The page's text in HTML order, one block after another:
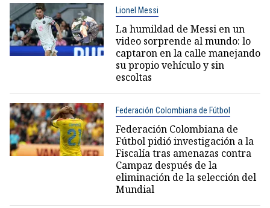
Lionel Messi
La humildad de Messi en un
video sorprende al mundo: lo
captaron en la calle manejando
su propio vehículo y sin
escoltas
Federación Colombiana de Fútbol
Federación Colombiana de
Fútbol pidió investigación a la
Fiscalía tras amenazas contra
Campaz después de la
eliminación de la selección del
Mundial